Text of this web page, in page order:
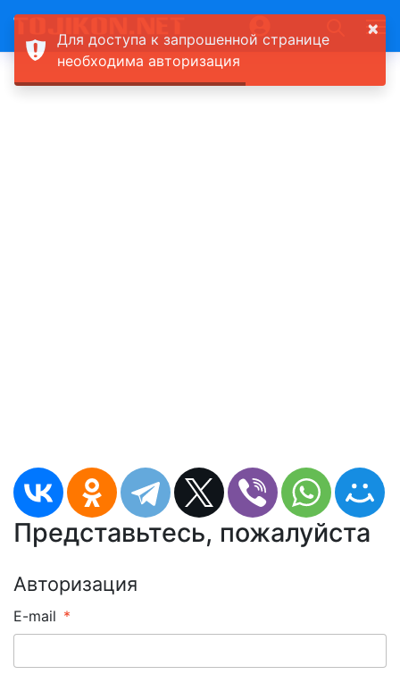
Представьтесь, пожалуйста
Авторизация
E-mail
×
Для доступа к запрошенной странице
необходима авторизация